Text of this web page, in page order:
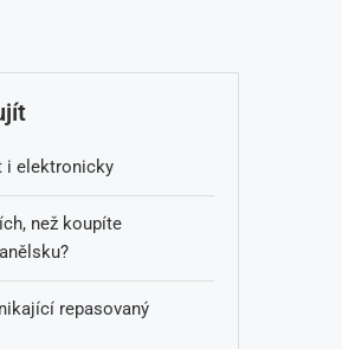
i elektronicky
než koupíte
repasovaný